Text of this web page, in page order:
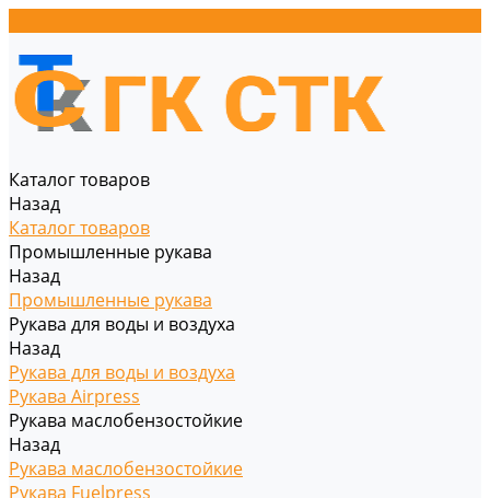
Каталог товаров
Назад
Каталог товаров
Промышленные рукава
Назад
Промышленные рукава
Рукава для воды и воздуха
Назад
Рукава для воды и воздуха
Рукава Airpress
Рукава маслобензостойкие
Назад
Рукава маслобензостойкие
Рукава Fuelpress